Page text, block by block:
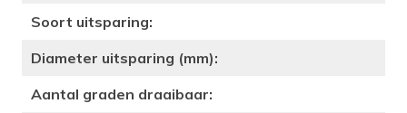
Soort uitsparing:
Diameter uitsparing (mm):
Aantal graden draaibaar: